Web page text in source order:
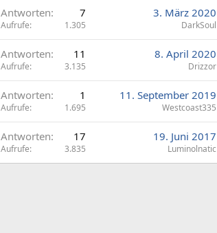
Antworten 7
Aufrufe 1.305
3. März 2020
DarkSoul
Antworten 11
Aufrufe 3.135
8. April 2020
Drizzor
Antworten 1
Aufrufe 1.695
11. September 2019
Westcoast335
Antworten 17
Aufrufe 3.835
19. Juni 2017
Luminolnatic